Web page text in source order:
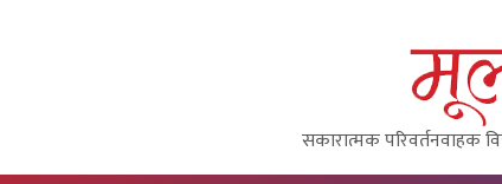
सकारात्मक परिवर्तनवाहक